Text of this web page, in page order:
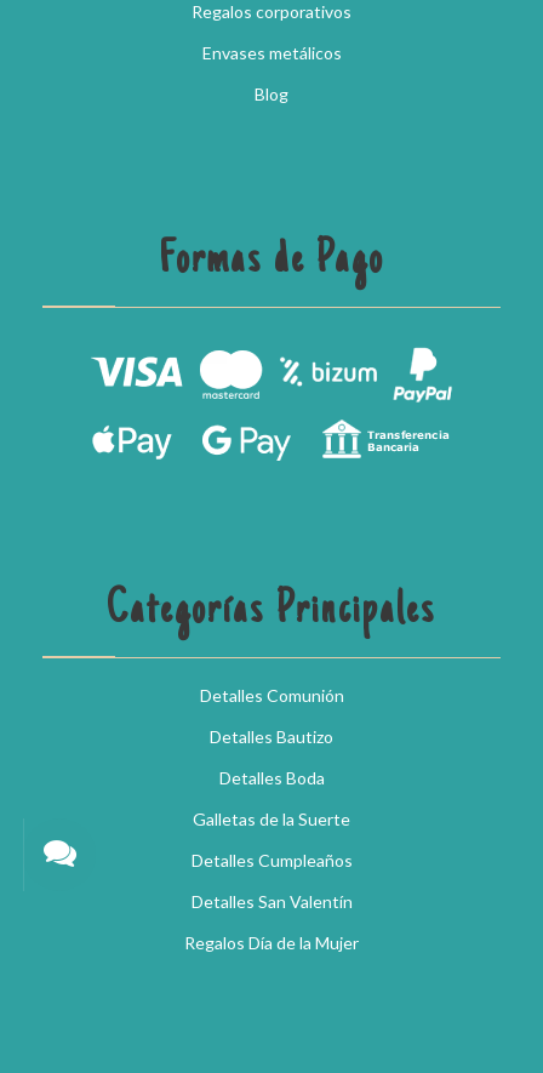
Regalos corporativos
Envases metálicos
Blog
Formas de Pago
Categorías Principales
Detalles Comunión
Detalles Bautizo
Detalles Boda
Galletas de la Suerte
Detalles Cumpleaños
Detalles San Valentín
Regalos Día de la Mujer